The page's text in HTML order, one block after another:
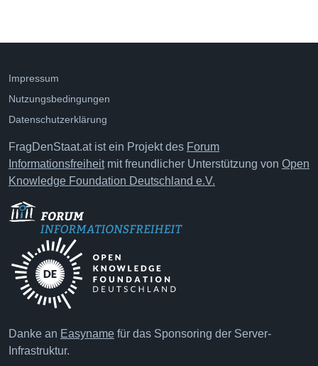
Impressum
Nutzungsbedingungen
Datenschutzerklärung
FragDenStaat.at ist ein Projekt des Forum
Informationsfreiheitmit freundlicher Unterstützung von Open
Knowledge Foundation Deutschland e.V.
Danke an Easyname für das Sponsoring der Server-
Infrastruktur.